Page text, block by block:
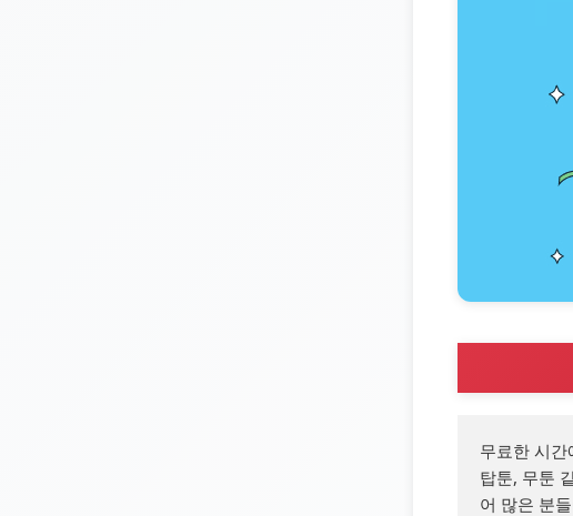
무료한 시
탑툰, 무툰
어 많은 분